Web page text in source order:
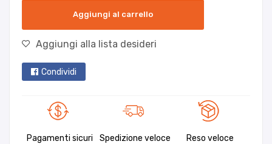
Aggiungi al carrello
Aggiungi alla lista desideri
Condividi
Pagamenti sicuri Spedizione veloce Reso veloce